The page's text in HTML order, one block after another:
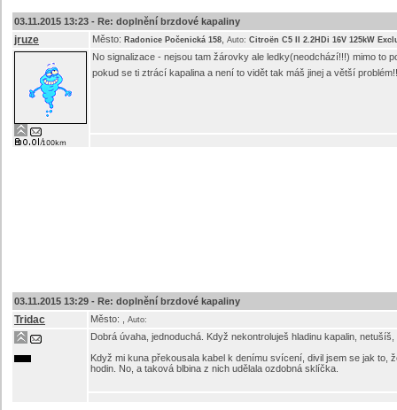
03.11.2015 13:23 - Re: doplnění brzdové kapaliny
jruze Město: Radonice Počenická 158 Auto: Citroën C5 II 2.2HDi 16V 125kW
No signalizace - nejsou tam žárovky ale ledky(neodchází!!!) mimo to
pokud se ti ztrácí kapalina a není to vidět tak máš jinej a větší
03.11.2015 13:29 - Re: doplnění brzdové kapaliny
Tridac Město: Auto:
Dobrá úvaha, jednoduchá. Když nekontroluješ hladinu kapalin,
Když mi kuna překousala kabel k denímu svícení, divil jsem se jak
hodin. No, a taková blbina z nich udělala ozdobná sklíčka.